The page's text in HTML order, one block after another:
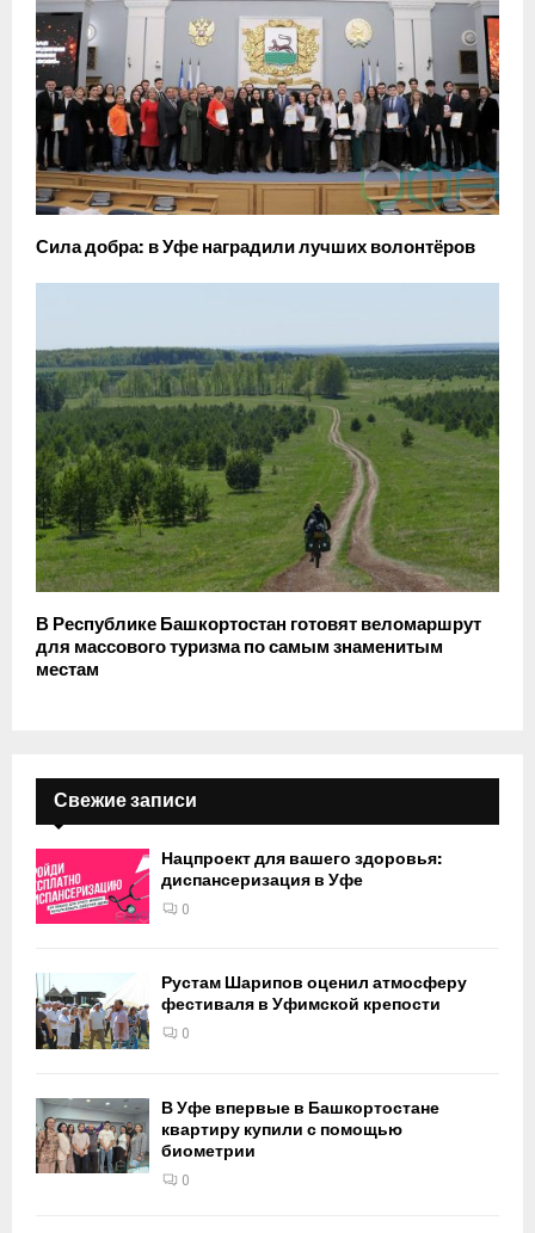
Сила добра: в Уфе наградили лучших волонтёров
В Республике Башкортостан готовят веломаршрут
для массового туризма по самым знаменитым
местам
Свежие записи
Нацпроект для вашего здоровья:
диспансеризация в Уфе
0
Рустам Шарипов оценил атмосферу
фестиваля в Уфимской крепости
0
В Уфе впервые в Башкортостане
квартиру купили с помощью
биометрии
0